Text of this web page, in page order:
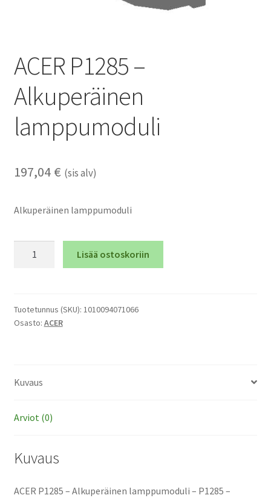
ACER P1285 –
Alkuperäinen
lamppumoduli
197,04 € (sis alv)
Alkuperäinen lamppumoduli
lamppumoduli
määrä
Lisää ostoskoriin
Tuotetunnus (SKU): 1010094071066
Osasto: ACER
Kuvaus
Arviot (0)
Kuvaus
ACER P1285 – Alkuperäinen lamppumoduli – P1285 –